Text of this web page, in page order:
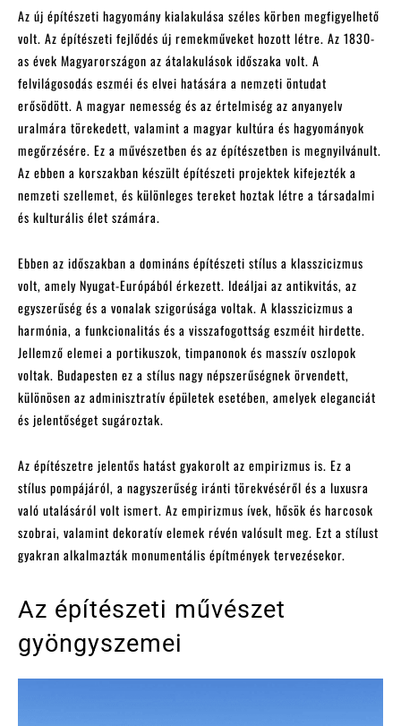
Az új építészeti hagyomány kialakulása széles körben megfigyelhető
volt. Az építészeti fejlődés új remekműveket hozott létre. Az 1830-
as évek Magyarországon az átalakulások időszaka volt. A
felvilágosodás eszméi és elvei hatására a nemzeti öntudat
erősödött. A magyar nemesség és az értelmiség az anyanyelv
uralmára törekedett, valamint a magyar kultúra és hagyományok
megőrzésére. Ez a művészetben és az építészetben is megnyilvánult.
Az ebben a korszakban készült építészeti projektek kifejezték a
nemzeti szellemet, és különleges tereket hoztak létre a társadalmi
és kulturális élet számára.
Ebben az időszakban a domináns építészeti stílus a klasszicizmus
volt, amely Nyugat-Európából érkezett. Ideáljai az antikvitás, az
egyszerűség és a vonalak szigorúsága voltak. A klasszicizmus a
harmónia, a funkcionalitás és a visszafogottság eszméit hirdette.
Jellemző elemei a portikuszok, timpanonok és masszív oszlopok
voltak. Budapesten ez a stílus nagy népszerűségnek örvendett,
különösen az adminisztratív épületek esetében, amelyek eleganciát
és jelentőséget sugároztak.
Az építészetre jelentős hatást gyakorolt az empirizmus is. Ez a
stílus pompájáról, a nagyszerűség iránti törekvéséről és a luxusra
való utalásáról volt ismert. Az empirizmus ívek, hősök és harcosok
szobrai, valamint dekoratív elemek révén valósult meg. Ezt a stílust
gyakran alkalmazták monumentális építmények tervezésekor.
Az építészeti művészet
gyöngyszemei